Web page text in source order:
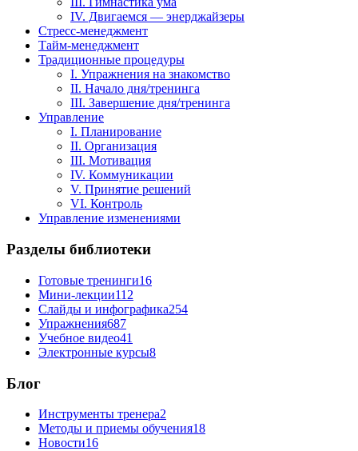
IV. Двигаемся — энерджайзеры
Стресс-менеджмент
Тайм-менеджмент
Традиционные процедуры
I. Упражнения на знакомство
II. Начало дня/тренинга
III. Завершение дня/тренинга
Управление
I. Планирование
II. Организация
III. Мотивация
IV. Коммуникации
V. Принятие решений
VI. Контроль
Управление изменениями
Разделы библиотеки
Готовые тренинги16
Мини-лекции112
Слайды и инфографика254
Упражнения687
Учебное видео41
Электронные курсы8
Блог
Инструменты тренера2
Методы и приемы обучения18
Новости16